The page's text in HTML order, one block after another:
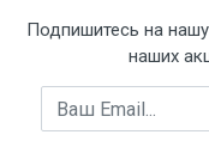
Подпишитесь на
наших
Email